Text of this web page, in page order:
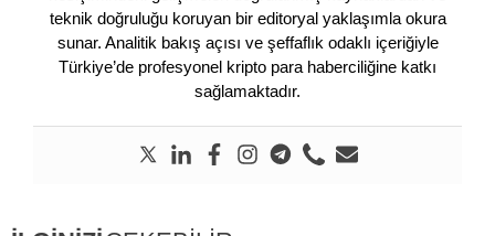
teknik doğruluğu koruyan bir editoryal yaklaşımla okura
sunar. Analitik bakış açısı ve şeffaflık odaklı içeriğiyle
Türkiye’de profesyonel kripto para haberciliğine katkı
sağlamaktadır.